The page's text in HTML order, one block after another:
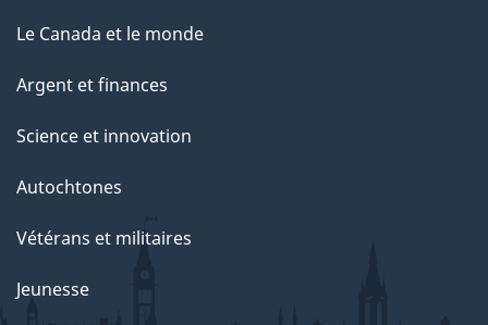
Le Canada et le monde
Argent et finances
Science et innovation
Autochtones
Vétérans et militaires
Jeunesse